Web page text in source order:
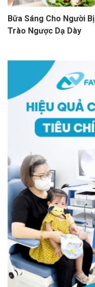
Bữa Sáng Cho Người Bị
Trào Ngược Dạ Dày